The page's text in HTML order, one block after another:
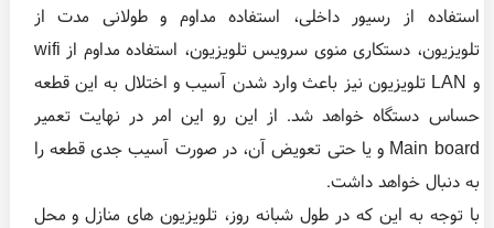
استفاده از رسیور داخلی، استفاده مداوم و طولانی مدت از
تلویزیون، دستکاری منوی سرویس تلویزیون، استفاده مداوم از wifi
و LAN تلویزیون نیز باعث وارد شدن آسیب و اختلال به این قطعه
حساس دستگاه خواهد شد. از این رو این امر در نهایت تعمیر
Main board و یا حتی تعویض آن، در صورت آسیب جدی قطعه را
به دنبال خواهد داشت.
با توجه به این که در طول شبانه روز، تلویزیون های منازل و محل